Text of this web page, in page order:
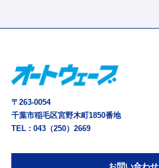
〒263-0054
千葉市稲毛区宮野木町1850番地
TEL :043（250）2669